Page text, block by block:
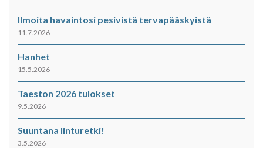
Ilmoita havaintosi pesivistä tervapääskyistä
11.7.2026
Hanhet
15.5.2026
Taeston 2026 tulokset
9.5.2026
Suuntana linturetki!
3.5.2026